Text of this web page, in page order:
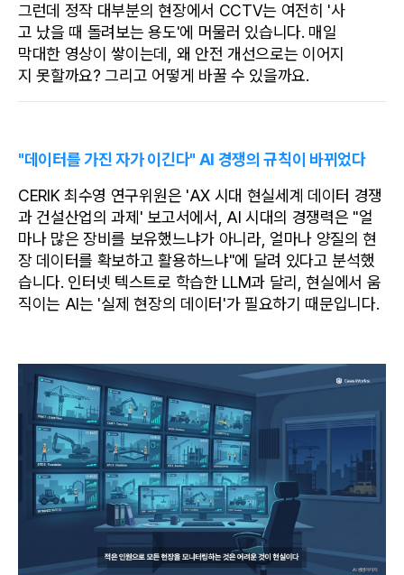
그런데 정작 대부분의 현장에서 CCTV는 여전히 '사
고 났을 때 돌려보는 용도'에 머물러 있습니다. 매일
막대한 영상이 쌓이는데, 왜 안전 개선으로는 이어지
지 못할까요? 그리고 어떻게 바꿀 수 있을까요.
"데이터를 가진 자가 이긴다" AI 경쟁의 규칙이 바뀌었다
CERIK 최수영 연구위원은 'AX 시대 현실세계 데이터 경쟁
과 건설산업의 과제' 보고서에서, AI 시대의 경쟁력은 "얼
마나 많은 장비를 보유했느냐가 아니라, 얼마나 양질의 현
장 데이터를 확보하고 활용하느냐"에 달려 있다고 분석했
습니다. 인터넷 텍스트로 학습한 LLM과 달리, 현실에서 움
직이는 AI는 '실제 현장의 데이터'가 필요하기 때문입니다.